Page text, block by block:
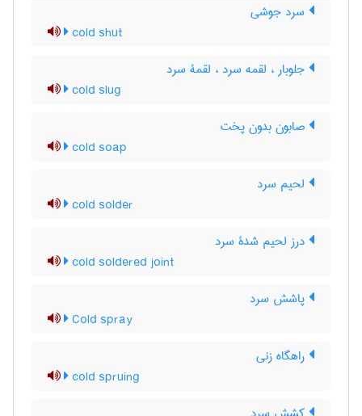
سرد جوشی
cold shut
جلوبار ، لقمه سرد ، لقمۀ سرد
cold slug
صابون بدون پخت
cold soap
لحیم سرد
cold solder
درز لحیم شدۀ سرد
cold soldered joint
پاشش سرد
Cold spray
راهگاه زنی
cold spruing